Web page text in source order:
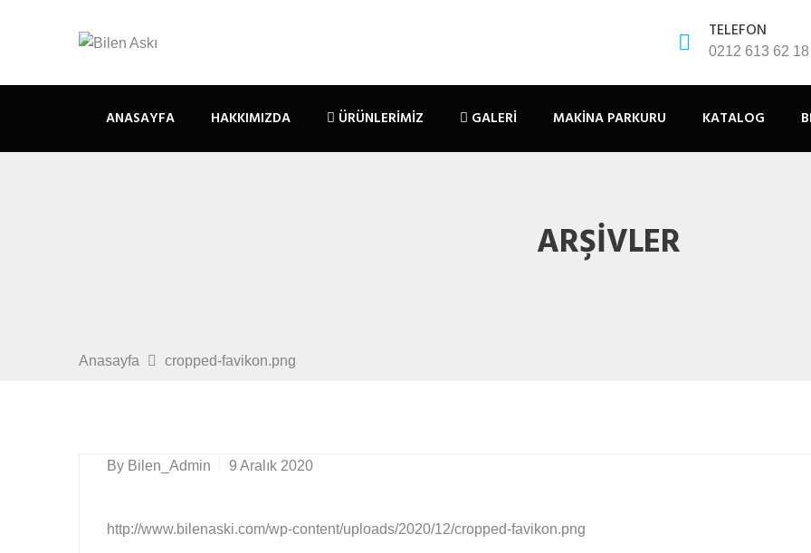
TELEFON
0212 613 62
ANASAYFA HAKKIMIZDA ÜRÜNLERIMIZ GALERI MAKINA PARKURU KATALOG
ARŞIVLER
Anasayfa cropped-favikon.png
By Bilen_Admin 9 Aralık 2020
http://www.bilenaski.com/wp-content/uploads/2020/12/cropped-favikon.png